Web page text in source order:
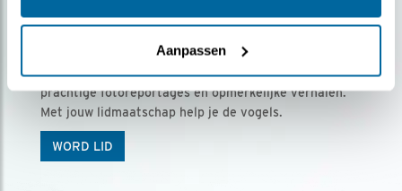
Aanpassen
Ontvang 5 x Vogels voor € 36,00 per jaar
Vogels is het tijdschrift voor onze leden, met
prachtige fotoreportages en opmerkelijke verhalen.
Met jouw lidmaatschap help je de vogels.
WORD LID